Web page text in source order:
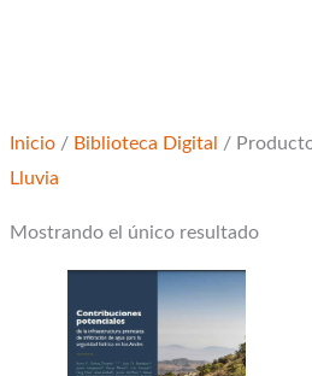
Inicio/ Biblioteca Digital /
Lluvia
Mostrando el único resultado